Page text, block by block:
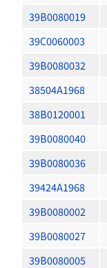
39B0080019
39C0060003
39B0080032
38504A1968
38B0120001
39B0080040
39B0080036
39424A1968
39B0080002
39B0080027
39B0080005